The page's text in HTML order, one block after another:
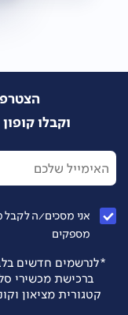
וקבלו קופון 50 ₪ הנחה לרכישה* באתר!
אני מסכים/ה לקבל
מספקים
קטגורית מציאון